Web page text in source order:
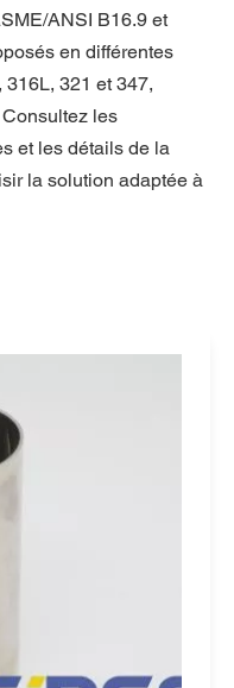
ANSI B16.9 et
en différentes
321 et 347,
les
et les détails de la
la solution adaptée à